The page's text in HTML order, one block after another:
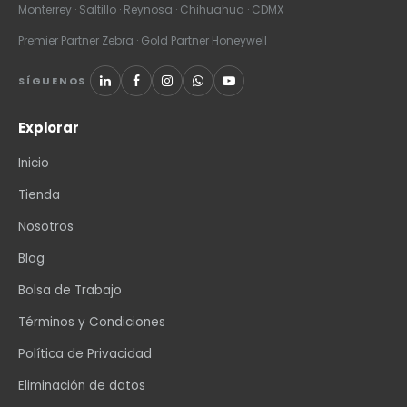
Monterrey · Saltillo · Reynosa · Chihuahua · CDMX
Premier Partner Zebra · Gold Partner Honeywell
SÍGUENOS
Explorar
Inicio
Tienda
Nosotros
Blog
Bolsa de Trabajo
Términos y Condiciones
Política de Privacidad
Eliminación de datos